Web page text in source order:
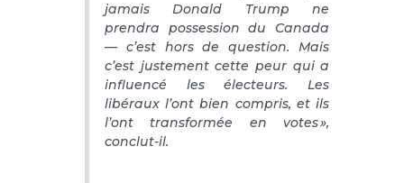
jamais Donald Trump ne
prendra possession du Canada
— c’est hors de question. Mais
c’est justement cette peur qui a
influencé les électeurs. Les
libéraux l’ont bien compris, et ils
l’ont transformée en votes »,
conclut-il.